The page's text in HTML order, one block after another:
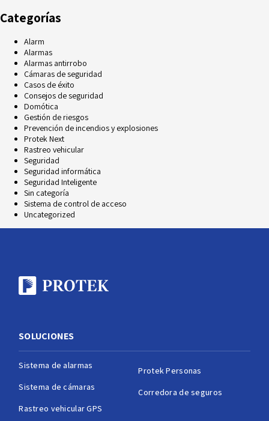
Categorías
Alarm
Alarmas
Alarmas antirrobo
Cámaras de seguridad
Casos de éxito
Consejos de seguridad
Domótica
Gestión de riesgos
Prevención de incendios y explosiones
Protek Next
Rastreo vehicular
Seguridad
Seguridad informática
Seguridad Inteligente
Sin categoría
Sistema de control de acceso
Uncategorized
SOLUCIONES
Sistema de alarmas
Sistema de cámaras
Rastreo vehicular GPS
Protek Personas
Corredora de seguros